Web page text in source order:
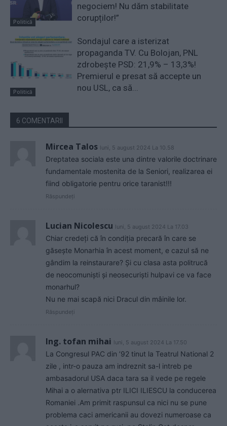
Politică
negociem! Nu dăm stabilitate
corupților!”
Politică
Sondajul care a isterizat
propaganda TV. Cu Bolojan, PNL
zdrobește PSD: 21,9% – 13,3%!
Premierul e presat să accepte un
nou USL, ca să...
6 COMENTARII
Mircea Talos luni, 5 august 2024 La 10.58
Dreptatea sociala este una dintre valorile doctrinare
fundamentale mostenita de la Seniori, realizarea ei
fiind obligatorie pentru orice taranist!!!
Răspundeți
Lucian Nicolescu luni, 5 august 2024 La 17.03
Chiar credeți că în condiția precară în care se
găsește Monarhia în acest moment, e cazul să ne
gândim la reinstaurare? Și cu clasa asta politrucă
de neocomuniști și neosecuriști hulpavi ce va face
monarhul?
Nu ne mai scapă nici Dracul din mâinile lor.
Răspundeți
Ing. tofan mihai luni, 5 august 2024 La 17.50
La Congresul PAC din ’92 tinut la Teatrul National 2
zile , intr-o pauza am indreznit sa-l intreb pe
ambasadorul USA daca tara sa il vede pe regele
Mihai a o alernativa ptr ILICI ILIESCU la conducerea
Romaniei .Am primit raspunsul ca nici nu se pune
problema caci americanii au dovezi numeroase ca